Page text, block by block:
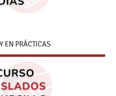
EN PRÁCTICAS